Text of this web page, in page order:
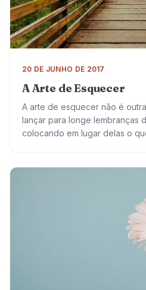
20 DE JUNHO DE 2017
A Arte de Esquecer
A arte de esquecer não é
lançar para longe lembranças
colocando em lugar delas o